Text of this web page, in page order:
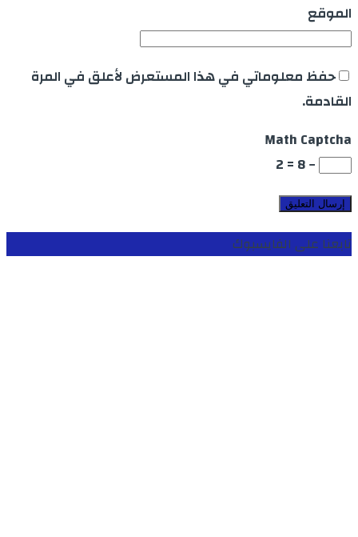
الموقع
حفظ معلوماتي في هذا المستعرض لأعلق في المرة
القادمة.
Math Captcha
− 8 = 2
تابعنا على الفايسبوك